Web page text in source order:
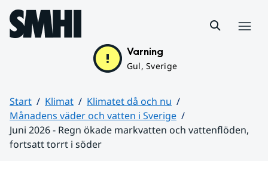
Hoppa till sidans innehåll
Varning
Gul, Sverige
Start Klimat
Klimatet då och nu
Månadens väder och vatten i Sverige
Juni 2026 - Regn ökade markvatten och vattenflöden,
fortsatt torrt i söder